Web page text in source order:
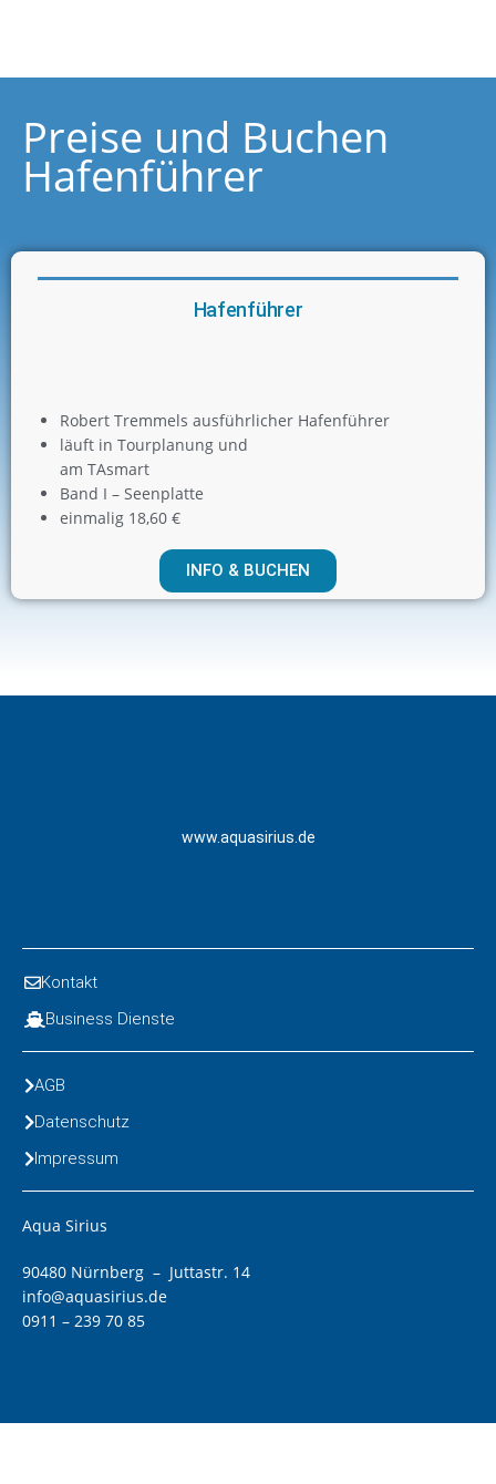
Preise und Buchen
Hafenführer
Hafenführer
Robert Tremmels ausführlicher Hafenführer
läuft in Tourplanung und
am TAsmart
Band I – Seenplatte
einmalig 18,60 €
INFO & BUCHEN
www.aquasirius.de
Kontakt
Business Dienste
AGB
Datenschutz
Impressum
Aqua Sirius
90480 Nürnberg – Juttastr. 14
info@aquasirius.de
0911 – 239 70 85